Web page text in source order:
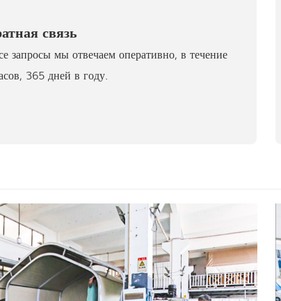
связь
запросы мы отвечаем оперативно, в течение
365 дней в году.